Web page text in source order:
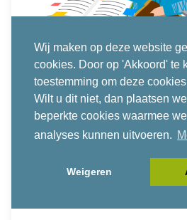
Wij maken op deze website
cookies. Door op 'Akkoord' te
toestemming om deze
Wilt u dit niet, dan plaatsen
beperkte cookies waarmee
analyses kunnen uitvoeren.
Weigeren
Onderzoek naar besteding
het primair onderwijs
MAANDAG 21 MAART 2022
Sinds 2019 krijgen alle scholen
geld om werkdruk aan te pakken.
werkdrukakkoord dat het kabinet
het voorjaar van 2018 heeft
bijvoorbeeld aan de inzet van